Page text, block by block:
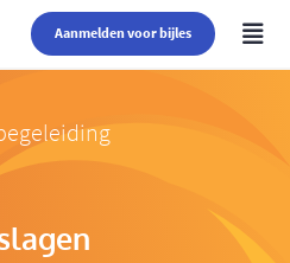
Aanmelden voor bijles